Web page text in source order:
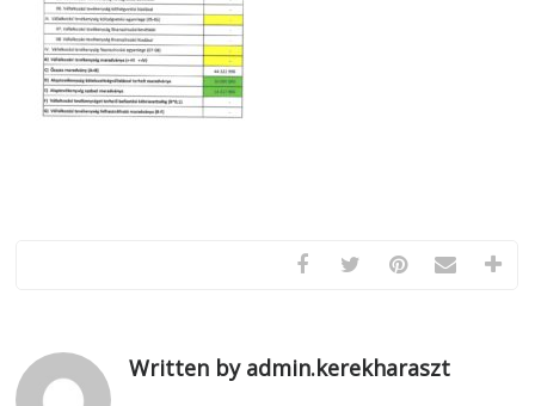
Written by admin.kerekharaszt